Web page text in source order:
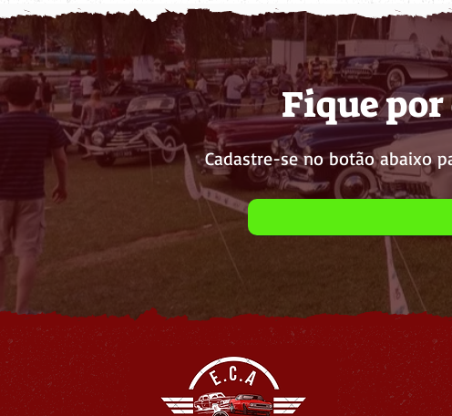
Cadastre-se no botão abaixo
Fique